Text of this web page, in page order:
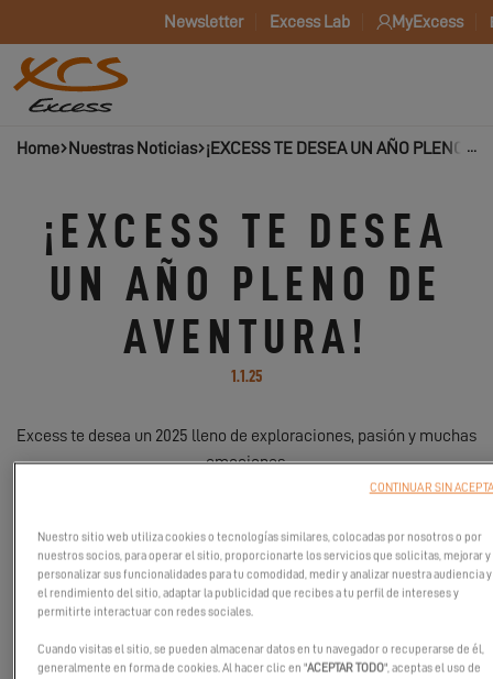
Newsletter Excess Lab MyExcess
Home Nuestras Noticias ¡EXCESS TE DESEA UN AÑO PLENO
¡EXCESS TE DESEA
UN AÑO PLENO DE
AVENTURA!
1.1.25
Excess te desea un 2025 lleno de exploraciones, pasión y muchas
emociones.
Nuestro sitio web utiliza cookies o tecnologías similares, colocadas por nosotros o por
nuestros socios, para operar el sitio, proporcionarte los servicios que solicitas, mejorar y
personalizar sus funcionalidades para tu comodidad, medir y analizar nuestra audiencia y
el rendimiento del sitio, adaptar la publicidad que recibes a tu perfil de intereses y
permitirte interactuar con redes sociales.
Cuando visitas el sitio, se pueden almacenar datos en tu navegador o recuperarse de él,
generalmente en forma de cookies. Al hacer clic en "ACEPTAR TODO", aceptas el uso de
CONTINUAR SIN